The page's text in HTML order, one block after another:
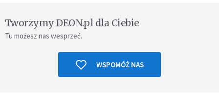
Tworzymy DEON.pl dla Ciebie
Tu możesz nas wesprzeć.
WSPOMÓŻ NAS